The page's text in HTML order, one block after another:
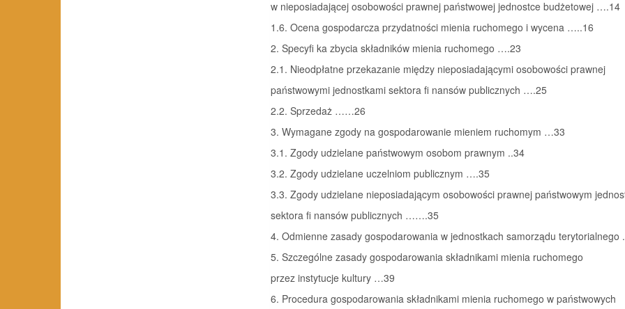
w nieposiadającej osobowości prawnej państwowej jednostce budżetowej ….14
1.6. Ocena gospodarcza przydatności mienia ruchomego i wycena …..16
2. Specyfi ka zbycia składników mienia ruchomego ….23
2.1. Nieodpłatne przekazanie między nieposiadającymi osobowości prawnej
państwowymi jednostkami sektora fi nansów publicznych ….25
2.2. Sprzedaż ……26
3. Wymagane zgody na gospodarowanie mieniem ruchomym …33
3.1. Zgody udzielane państwowym osobom prawnym ..34
3.2. Zgody udzielane uczelniom publicznym ….35
3.3. Zgody udzielane nieposiadającym osobowości prawnej państwowym
sektora fi nansów publicznych …….35
4. Odmienne zasady gospodarowania w jednostkach samorządu terytorialnego
5. Szczególne zasady gospodarowania składnikami mienia ruchomego
przez instytucje kultury …39
6. Procedura gospodarowania składnikami mienia ruchomego w państwowych